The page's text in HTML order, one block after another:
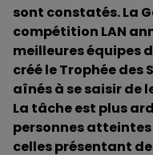
sont constatés. La
compétition LAN
meilleures équipes
créé le Trophée des
aînés à se saisir de
La tâche est plus
personnes
celles présentant